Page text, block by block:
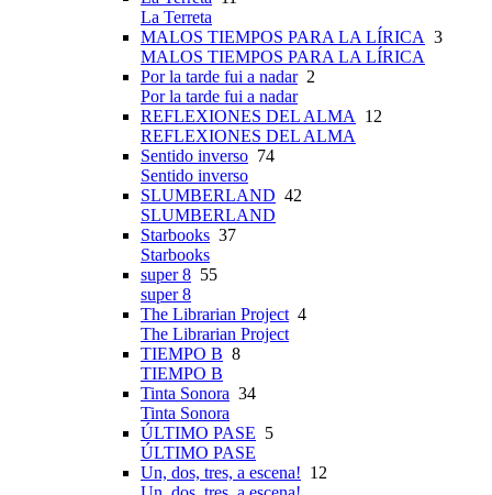
La Terreta
MALOS TIEMPOS PARA LA LÍRICA 3
MALOS TIEMPOS PARA LA LÍRICA
Por la tarde fui a nadar2
Por la tarde fui a nadar
REFLEXIONES DEL ALMA
12
REFLEXIONES DEL ALMA
Sentido inverso 74
Sentido inverso
SLUMBERLAND 42
SLUMBERLAND
Starbooks 37
Starbooks
super 8 55
super 8
The Librarian Project 4
The Librarian Project
TIEMPO B 8
TIEMPO B
Tinta Sonora 34
Tinta Sonora
ÚLTIMO PASE 5
ÚLTIMO PASE
Un, dos, tres, a escena! 12